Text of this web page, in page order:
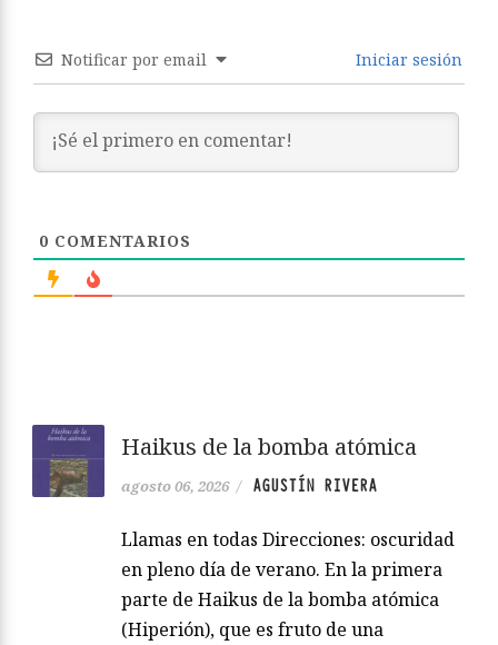
Notificar por email Iniciar sesión
0 COMENTARIOS
Haikus de la bomba atómica
agosto 06, 2026 / AGUSTÍN RIVERA
Llamas en todas Direcciones: oscuridad
en pleno día de verano. En la primera
parte de Haikus de la bomba atómica
(Hiperión), que es fruto de una